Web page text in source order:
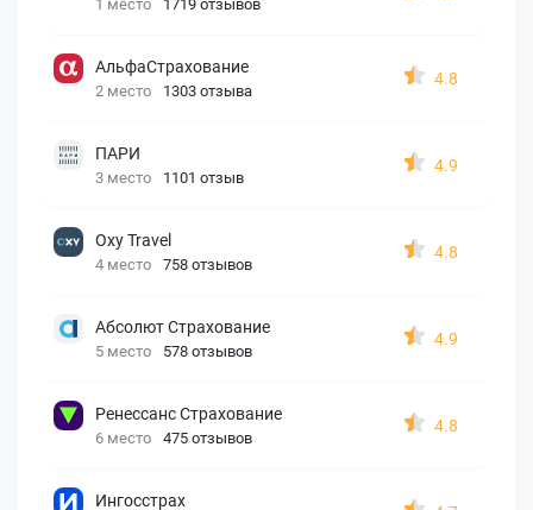
1 место 1719 отзывов
АльфаСтрахование
2 место 1303 отзыва
4.8
ПАРИ
3 место 1101 отзыв
4.9
Oxy Travel
4 место 758 отзывов
4.8
Абсолют Страхование
5 место 578 отзывов
4.9
Ренессанс Страхование
6 место 475 отзывов
4.8
Ингосстрах